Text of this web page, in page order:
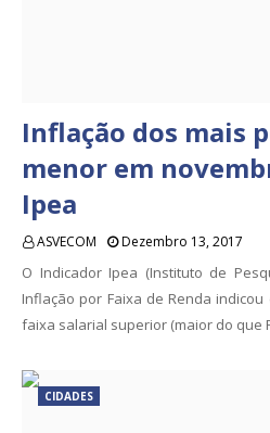
Inflação dos mais
menor em
Ipea
ASVECOM Dezembro 13, 2017
O Indicador Ipea (Instituto de
Inflação por Faixa de Renda
faixa salarial superior (maior do que
CIDADES